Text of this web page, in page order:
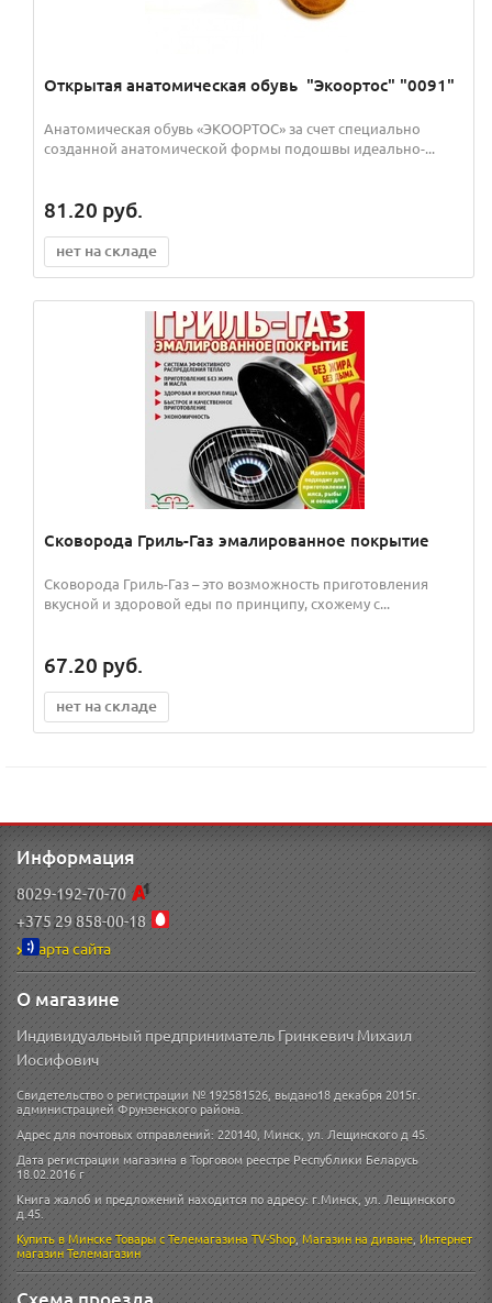
Открытая анатомическая обувь "Экоортос" "0091"
Анатомическая обувь «ЭКООРТОС» за счет специально
созданной анатомической формы подошвы идеально-...
81.20 руб.
нет на складе
Сковорода Гриль-Газ эмалированное покрытие
Сковорода Гриль-Газ – это возможность приготовления
вкусной и здоровой еды по принципу, схожему с...
67.20 руб.
нет на складе
Информация
8029-192-70-70
+375 29 858-00-18
Карта сайта
О магазине
Индивидуальный предприниматель Гринкевич Михаил
Иосифович
Свидетельство о регистрации № 192581526, выдано18 декабря 2015г.
администрацией Фрунзенского района.
Адрес для почтовых отправлений: 220140, Минск, ул. Лещинского д 45.
Дата регистрации магазина в Торговом реестре Республики Беларусь
18.02.2016 г
Книга жалоб и предложений находится по адресу: г.Минск, ул. Лещинского
д.45.
Купить в МинскеТовары с Телемагазина TV-Shop,Магазин на диване,Интернет
магазинТелемагазин